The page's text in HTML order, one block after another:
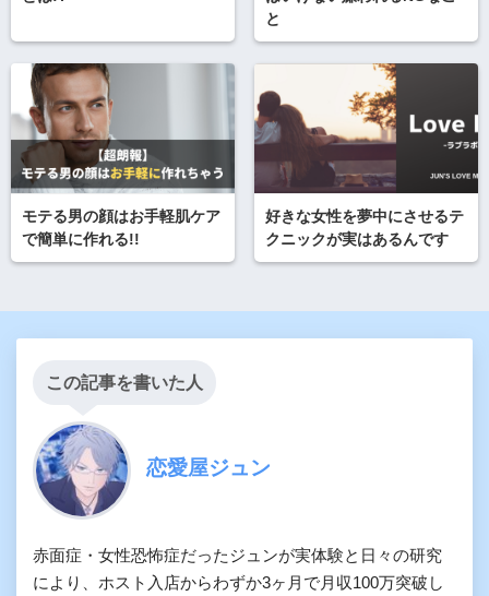
と
モテる男の顔はお手軽肌ケア
で簡単に作れる!!
好きな女性を夢中にさせるテ
クニックが実はあるんです
この記事を書いた人
恋愛屋ジュン
赤面症・女性恐怖症だったジュンが実体験と日々の研究
により、ホスト入店からわずか3ヶ月で月収100万突破し